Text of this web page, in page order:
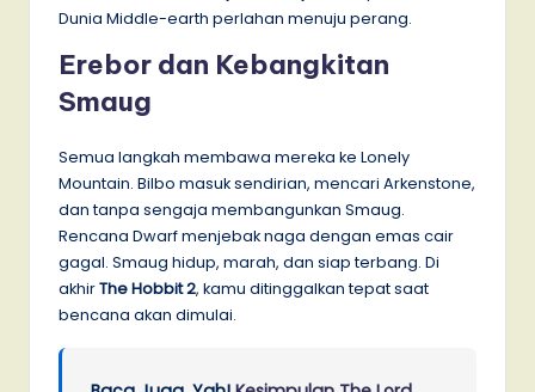
Dunia Middle-earth perlahan menuju perang.
Erebor dan Kebangkitan
Smaug
Semua langkah membawa mereka ke Lonely
Mountain. Bilbo masuk sendirian, mencari Arkenstone,
dan tanpa sengaja membangunkan Smaug.
Rencana Dwarf menjebak naga dengan emas cair
gagal. Smaug hidup, marah, dan siap terbang. Di
akhirThe Hobbit 2, kamu ditinggalkan tepat saat
bencana akan dimulai.